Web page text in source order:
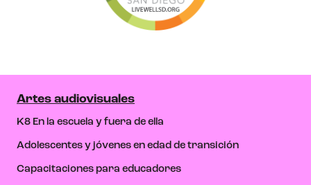
Artes audiovisuales
K8 En la escuela y fuera de ella
Adolescentes y jóvenes en edad de transición
Capacitaciones para educadores